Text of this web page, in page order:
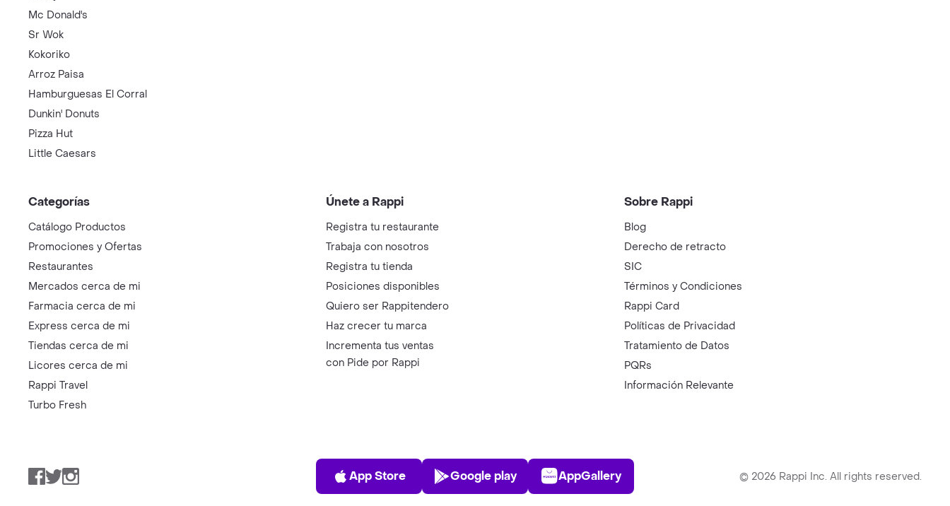
Mc Donald's
Sr Wok
Kokoriko
Arroz Paisa
Hamburguesas El Corral
Dunkin' Donuts
Pizza Hut
Little Caesars
Categorías
Catálogo Productos
Promociones y Ofertas
Restaurantes
Mercados cerca de mi
Farmacia cerca de mi
Express cerca de mi
Tiendas cerca de mi
Licores cerca de mi
Rappi Travel
Turbo Fresh
Únete a Rappi
Registra tu restaurante
Trabaja con nosotros
Registra tu tienda
Posiciones disponibles
Quiero ser Rappitendero
Haz crecer tu marca
Incrementa tus ventas
con Pide por Rappi
Sobre Rappi
Blog
Derecho de retracto
SIC
Términos y Condiciones
Rappi Card
Políticas de Privacidad
Tratamiento de Datos
PQRs
Información Relevante
Facebook
TwitterInstagram
App Store
App Store
Play Store
Google play
AppGallery
AppGallery © 2026 Rappi Inc. All rights reserved.